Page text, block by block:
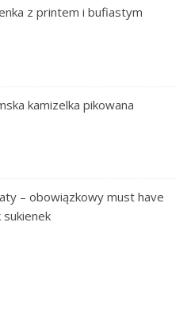
z printem i bufiastym
kamizelka pikowana
– obowiązkowy must have
sukienek